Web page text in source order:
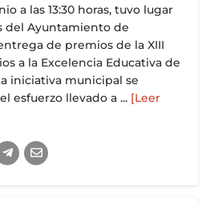
a las 13:30 horas, tuvo lugar
del Ayuntamiento de
de premios de la XIII
a la Excelencia Educativa de
iniciativa municipal se
esfuerzo llevado a ... [Leer